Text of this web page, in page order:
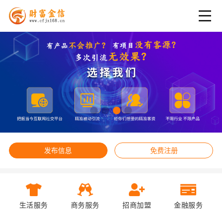
发布信息 免费注册
生活服务 商务服务 招商加盟 金融服务